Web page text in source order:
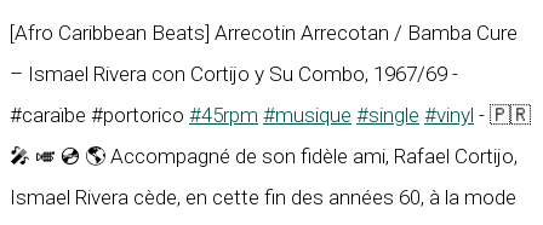
[Afro Caribbean Beats] Arrecotin Arrecotan / Bamba Cure
– Ismael Rivera con Cortijo y Su Combo, 1967/69 -
#caraïbe #portorico #45rpm #musique #single #vinyl - 🇵🇷
🎤 🎺 💿 🌎 Accompagné de son fidèle ami, Rafael Cortijo,
Ismael Rivera cède, en cette fin des années 60, à la mode